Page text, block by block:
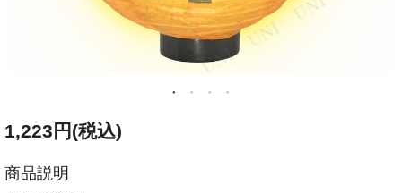
1,223円(税込)
商品説明